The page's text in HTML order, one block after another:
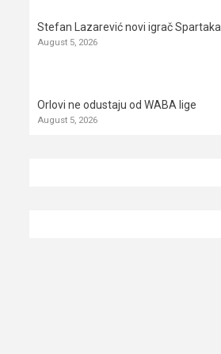
Stefan Lazarević novi igrač Spartaka
August 5, 2026
Orlovi ne odustaju od WABA lige
August 5, 2026